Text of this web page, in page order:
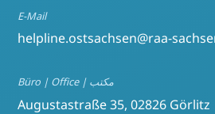
E-Mail
helpline.ostsachsen@raa-
Büro | Office | مكتب
Augustastraße 35, 02826 Görlitz